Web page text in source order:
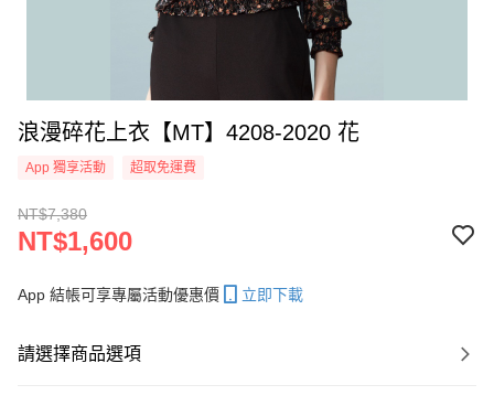
浪漫碎花上衣【MT】4208-2020 花
App 獨享活動 超取免運費
NT$7,380
NT$1,600
App 結帳可享專屬活動優惠價 立即下載
請選擇商品選項